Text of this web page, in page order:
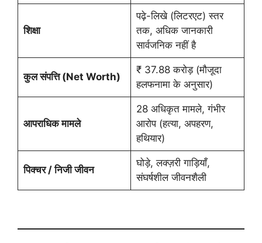
शिक्षा
पढ़े-लिखे (लिटरएट) स्तर
तक, अधिक जानकारी
सार्वजनिक नहीं है
कुल संपत्ति (Net Worth)
₹ 37.88 करोड़ (मौजूदा
हलफनामा के अनुसार)
आपराधिक मामले
28 अधिकृत मामले, गंभीर
आरोप (हत्या, अपहरण,
हथियार)
पिक्चर / निजी जीवन
घोड़े, लक्ज़री गाड़ियाँ,
संघर्षशील जीवनशैली